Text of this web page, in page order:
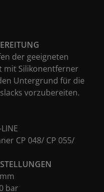
der geeigneten
mit Silikonentferner
Untergrund für die
vorzubereiten.
CP 048/ CP 055/
bar